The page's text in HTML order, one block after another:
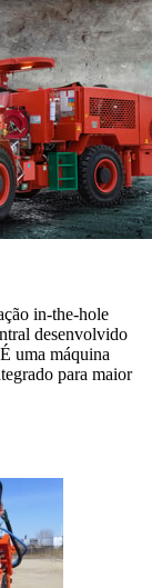
in-the-hole
desenvolvido
uma máquina
para maior